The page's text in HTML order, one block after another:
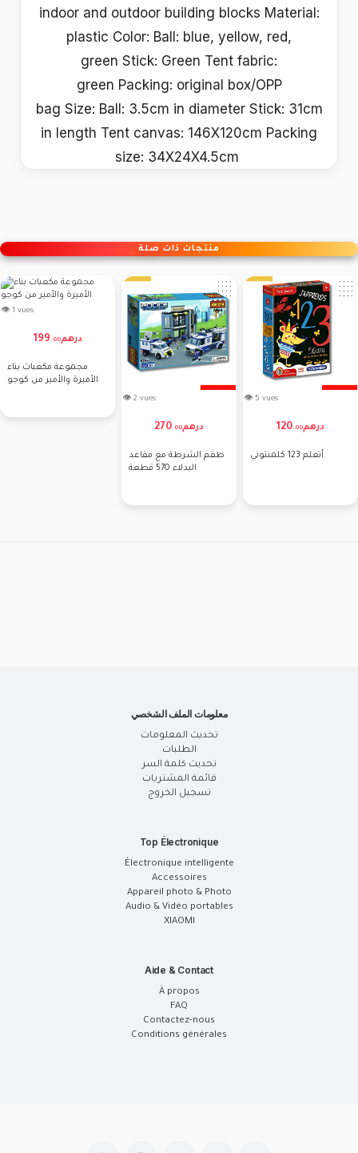
indoor and outdoor building blocks Material:
plastic Color: Ball: blue, yellow, red,
green Stick: Green Tent fabric:
green Packing: original box/OPP
bag Size: Ball: 3.5cm in diameter Stick: 31cm
in length Tent canvas: 146X120cm Packing
size: 34X24X4.5cm
منتجات ذات صلة
👁 1 vues
199 . 00درهم
مجموعة مكعبات بناء
الأميرة والأمير من كوجو
👁 2 vues
270. 00درهم
طقم الشرطة مع مقاعد
البدلاء 570 قطعة
👁 5 vues
120. 00درهم
أتعلم 123 كلمنتوني
معلومات الملف الشخصي
تحديث المعلومات
الطلبات
تحديث كلمة السر
قائمة المشتريات
تسجيل الخروج
Top Électronique
Électronique intelligente
Accessoires
Appareil photo & Photo
Audio & Vidéo portables
XIAOMI
Aide & Contact
À propos
FAQ
Contactez-nous
Conditions générales